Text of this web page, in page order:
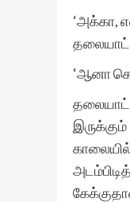
‘அக்கா,
‘ஆனா
காலையில்